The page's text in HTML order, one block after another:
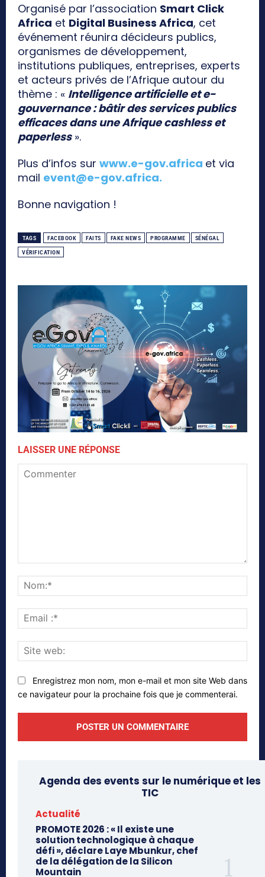
Organisé par l’association Smart Click
Africa et Digital Business Africa, cet
événement réunira décideurs publics,
organismes de développement,
institutions publiques, entreprises, experts
et acteurs privés de l’Afrique autour du
thème : « Intelligence artificielle et e-
gouvernance : bâtir des services publics
efficaces dans une Afrique cashless et
paperless».
Plus d’infos sur www.e-gov.africa et via
mail event@e-gov.africa.
Bonne navigation !
TAGS FACEBOOK FAITS FAKE NEWS PROGRAMME SÉNÉGAL
VÉRIFICATION
LAISSER UNE RÉPONSE
:*
web:
Enregistrez mon nom, mon e-mail et mon site Web dans
ce navigateur pour la prochaine fois que je commenterai.
Agenda des events sur le numérique et les
TIC
Actualité
PROMOTE 2026 : « Il existe une
solution technologique à chaque
défi », déclare Laye Mbunkur, chef
de la délégation de la Silicon
Mountain